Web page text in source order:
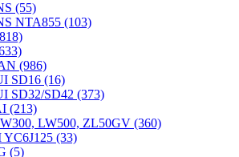
(55)
NTA855 (103)
(986)
SD16 (16)
SD32/SD42 (373)
(213)
LW500, ZL50GV (360)
(33)
(5)